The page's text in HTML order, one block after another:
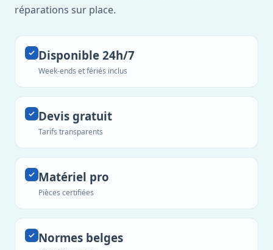
réparations sur place.
Disponible 24h/7
Week-ends et fériés inclus
Devis gratuit
Tarifs transparents
Matériel pro
Pièces certifiées
Normes belges